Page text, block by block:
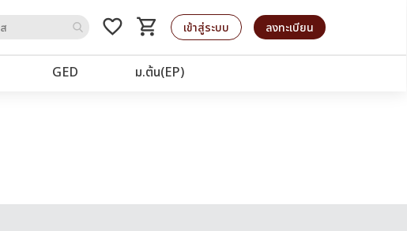
favorite_border shopping_cart
รถเข็น เข้าสู่ระบบ ลงทะเบียน
GED ม.ต้น(EP)